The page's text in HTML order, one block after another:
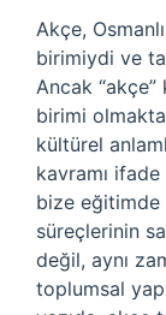
Akçe,
birimiydi ve
Ancak
birimi
kültürel
kavramı
bize eğitimde
süreçlerinin
değil, aynı
toplumsal